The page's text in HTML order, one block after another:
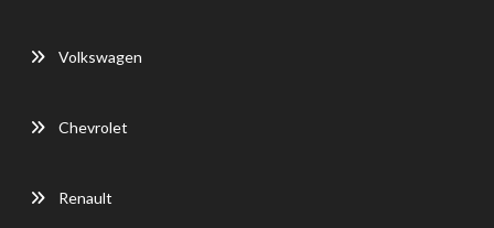
Volkswagen
Chevrolet
Renault